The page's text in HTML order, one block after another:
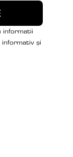
informatii
informativ și